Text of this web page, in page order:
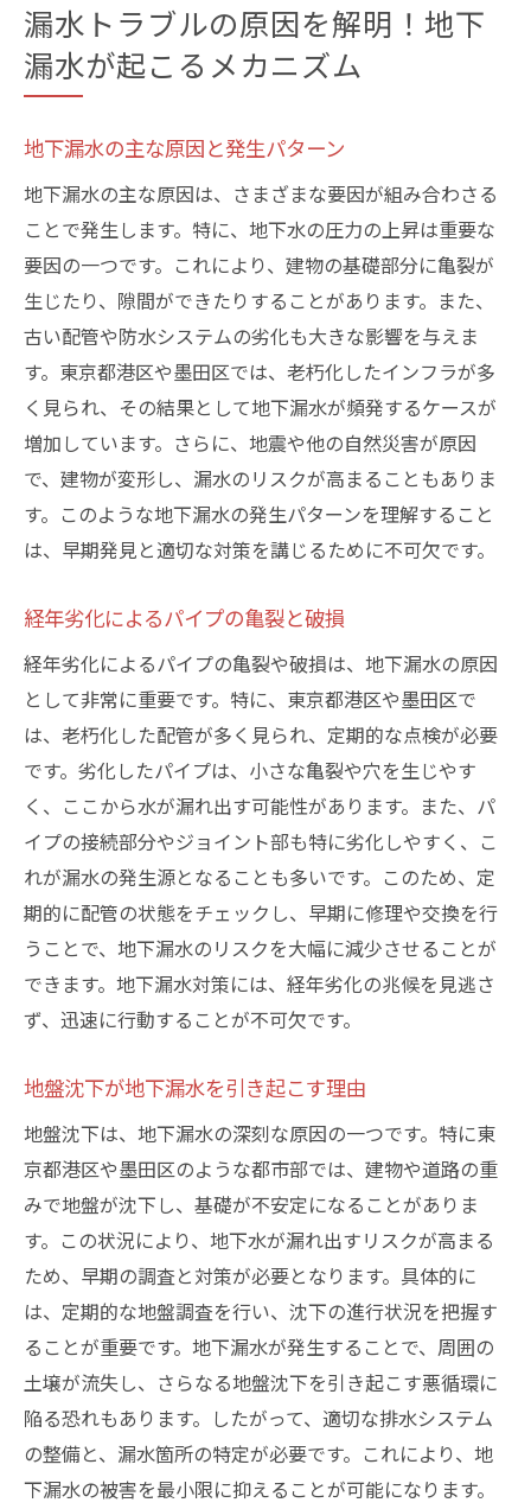
漏水トラブルの原因を解明！地下
漏水が起こるメカニズム
地下漏水の主な原因と発生パターン
地下漏水の主な原因は、さまざまな要因が組み合わさる
ことで発生します。特に、地下水の圧力の上昇は重要な
要因の一つです。これにより、建物の基礎部分に亀裂が
生じたり、隙間ができたりすることがあります。また、
古い配管や防水システムの劣化も大きな影響を与えま
す。東京都港区や墨田区では、老朽化したインフラが多
く見られ、その結果として地下漏水が頻発するケースが
増加しています。さらに、地震や他の自然災害が原因
で、建物が変形し、漏水のリスクが高まることもありま
す。このような地下漏水の発生パターンを理解すること
は、早期発見と適切な対策を講じるために不可欠です。
経年劣化によるパイプの亀裂と破損
経年劣化によるパイプの亀裂や破損は、地下漏水の原因
として非常に重要です。特に、東京都港区や墨田区で
は、老朽化した配管が多く見られ、定期的な点検が必要
です。劣化したパイプは、小さな亀裂や穴を生じやす
く、ここから水が漏れ出す可能性があります。また、パ
イプの接続部分やジョイント部も特に劣化しやすく、こ
れが漏水の発生源となることも多いです。このため、定
期的に配管の状態をチェックし、早期に修理や交換を行
うことで、地下漏水のリスクを大幅に減少させることが
できます。地下漏水対策には、経年劣化の兆候を見逃さ
ず、迅速に行動することが不可欠です。
地盤沈下が地下漏水を引き起こす理由
地盤沈下は、地下漏水の深刻な原因の一つです。特に東
京都港区や墨田区のような都市部では、建物や道路の重
みで地盤が沈下し、基礎が不安定になることがありま
す。この状況により、地下水が漏れ出すリスクが高まる
ため、早期の調査と対策が必要となります。具体的に
は、定期的な地盤調査を行い、沈下の進行状況を把握す
ることが重要です。地下漏水が発生することで、周囲の
土壌が流失し、さらなる地盤沈下を引き起こす悪循環に
陥る恐れもあります。したがって、適切な排水システム
の整備と、漏水箇所の特定が必要です。これにより、地
下漏水の被害を最小限に抑えることが可能になります。